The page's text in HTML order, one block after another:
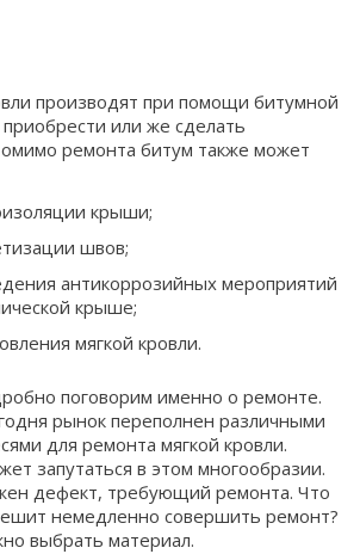
производят при помощи битумной
или же сделать
ремонта битум также может
крыши;
швов;
антикоррозийных мероприятий
крыше;
мягкой кровли.
поговорим именно о ремонте.
рынок переполнен различными
для ремонта мягкой кровли.
запутаться в этом многообразии.
дефект, требующий ремонта. Что
немедленно совершить ремонт?
выбрать материал.